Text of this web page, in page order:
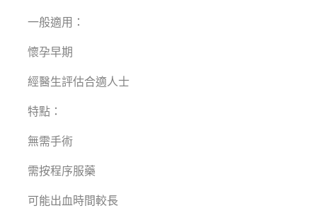
一般適用：
懷孕早期
經醫生評估合適人士
特點：
無需手術
需按程序服藥
可能出血時間較長